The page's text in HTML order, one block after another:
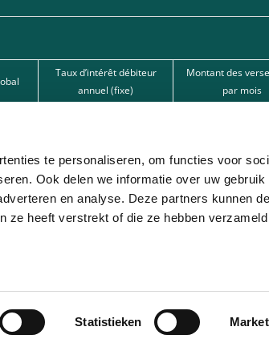
te personaliseren, om functies voor
Ook delen we informatie over uw gebruik
en analyse. Deze partners kunnen
ze heeft verstrekt of die ze hebben
Statistieken
Taux d’intérêt débiteur
annuel (fixe)
Montant des
par mois
partenaires. Intermédiaire de crédit (agent à
de leasing partenaires. Cette option est réservée